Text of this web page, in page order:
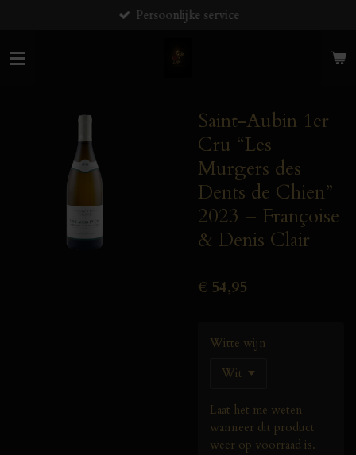
naar
de
Persoonlijke service
Saint-Aubin 1er
Cru “Les
Murgers des
Dents de Chien”
2023 – Françoise
& Denis Clair
€ 54,95
Witte wijn
Laat het me weten
wanneer dit product
weer op voorraad is.